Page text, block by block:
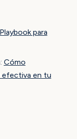
para
Cómo
efectiva en tu